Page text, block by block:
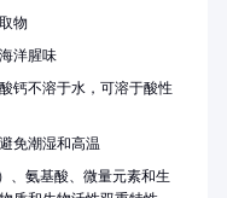
物
洋腥味
钙不溶于水，可溶于酸性
免潮湿和高温
、氨基酸、微量元素和生